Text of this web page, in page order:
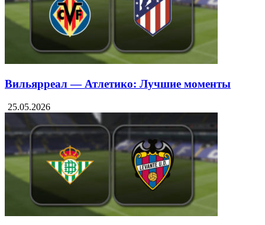
Вильярреал — Атлетико: Лучшие моменты
25.05.2026